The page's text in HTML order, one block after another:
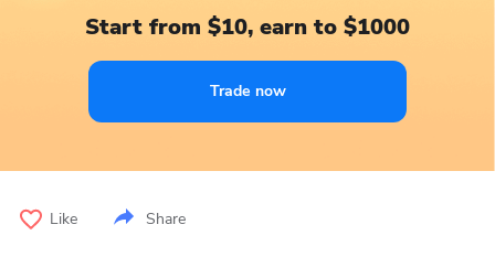
Start from $10, earn to $1000
Trade now
Like Share